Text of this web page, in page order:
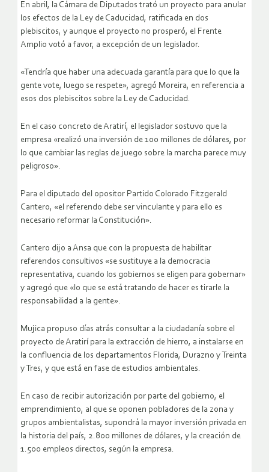
En abril, la Cámara de Diputados trató un proyecto para anular
los efectos de la Ley de Caducidad, ratificada en dos
plebiscitos, y aunque el proyecto no prosperó, el Frente
Amplio votó a favor, a excepción de un legislador.
«Tendría que haber una adecuada garantía para que lo que la
gente vote, luego se respete», agregó Moreira, en referencia a
esos dos plebiscitos sobre la Ley de Caducidad.
En el caso concreto de Aratirí, el legislador sostuvo que la
empresa «realizó una inversión de 100 millones de dólares, por
lo que cambiar las reglas de juego sobre la marcha parece muy
peligroso».
Para el diputado del opositor Partido Colorado Fitzgerald
Cantero, «el referendo debe ser vinculante y para ello es
necesario reformar la Constitución».
Cantero dijo a Ansa que con la propuesta de habilitar
referendos consultivos «se sustituye a la democracia
representativa, cuando los gobiernos se eligen para gobernar»
y agregó que «lo que se está tratando de hacer es tirarle la
responsabilidad a la gente».
Mujica propuso días atrás consultar a la ciudadanía sobre el
proyecto de Aratirí para la extracción de hierro, a instalarse en
la confluencia de los departamentos Florida, Durazno y Treinta
y Tres, y que está en fase de estudios ambientales.
En caso de recibir autorización por parte del gobierno, el
emprendimiento, al que se oponen pobladores de la zona y
grupos ambientalistas, supondrá la mayor inversión privada en
la historia del país, 2.800 millones de dólares, y la creación de
1.500 empleos directos, según la empresa.